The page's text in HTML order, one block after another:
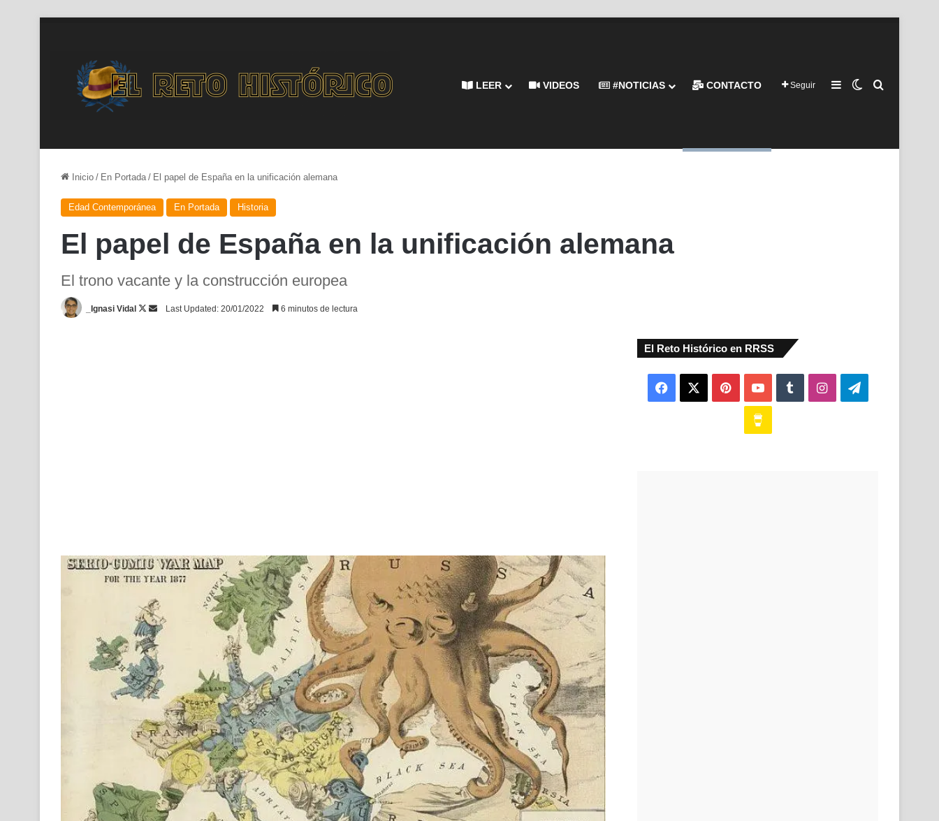
LEER VIDEOS #NOTICIAS CONTACTO Seguir Barra lateral
Switch skin
Inicio / En Portada / El papel de España en la unificación alemana
Edad Contemporánea En Portada Historia
El papel de España en la unificación alemana
El trono vacante y la construcción europea
_Ignasi Vidal
Follow
SendLast Updated: 20/01/2022 6 minutos de lectura
El Reto Histórico en RRSS
Facebook PinterestYouTubeTumblrInstagramTelegram